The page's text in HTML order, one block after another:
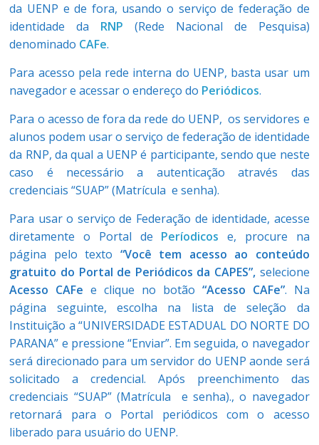
da UENP e de fora, usando o serviço de federação de
identidade da RNP (Rede Nacional de Pesquisa)
denominado CAFe.
Para acesso pela rede interna do UENP, basta usar um
navegador e acessar o endereço do Periódicos.
Para o acesso de fora da rede do UENP, os servidores e
alunos podem usar o serviço de federação de identidade
da RNP, da qual a UENP é participante, sendo que neste
caso é necessário a autenticação através das
credenciais “SUAP” (Matrícula e senha).
Para usar o serviço de Federação de identidade, acesse
diretamente o Portal de Períodicos e, procure na
página pelo texto “Você tem acesso ao conteúdo
gratuito do Portal de Periódicos da CAPES”,selecione
Acesso CAFee clique no botão “Acesso CAFe”. Na
página seguinte, escolha na lista de seleção da
Instituição a “UNIVERSIDADE ESTADUAL DO NORTE DO
PARANA” e pressione “Enviar”. Em seguida, o navegador
será direcionado para um servidor do UENP aonde será
solicitado a credencial. Após preenchimento das
credenciais “SUAP” (Matrícula e senha)., o navegador
retornará para o Portal periódicos com o acesso
liberado para usuário do UENP.